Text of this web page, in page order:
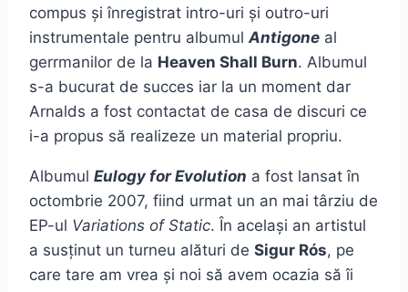
compus și înregistrat intro-uri și outro-uri
instrumentale pentru albumulAntigone al
gerrmanilor de la Heaven Shall Burn. Albumul
s-a bucurat de succes iar la un moment dar
Arnalds a fost contactat de casa de discuri ce
i-a propus să realizeze un material propriu.
Albumul Eulogy for Evolution a fost lansat în
octombrie 2007, fiind urmat un an mai târziu de
EP-ul Variations of Static. În același an artistul
a susținut un turneu alături de Sigur Rós, pe
care tare am vrea și noi să avem ocazia să îi